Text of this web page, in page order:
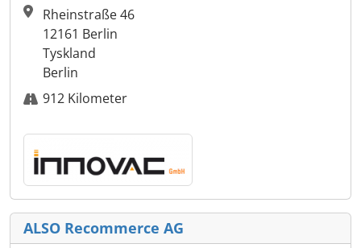
Rheinstraße 46
12161 Berlin
Tyskland
Berlin
912 Kilometer
ALSO Recommerce AG